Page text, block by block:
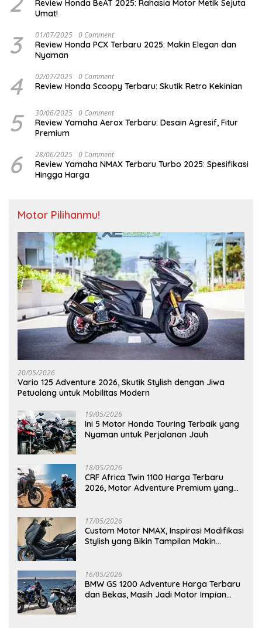
Review Honda BeAT 2025: Rahasia Motor Metik Sejuta
Umat!
3 01/07/2025 0 Comment
Review Honda PCX Terbaru 2025: Makin Elegan dan
Nyaman
4 02/07/2025 0 Comment
Review Honda Scoopy Terbaru: Skutik Retro Kekinian
5 30/06/2025 0 Comment
Review Yamaha Aerox Terbaru: Desain Agresif, Fitur
Premium
6 28/06/2025 0 Comment
Review Yamaha NMAX Terbaru Turbo 2025: Spesifikasi
Hingga Harga
Motor Pilihanmu!
20/05/2026
Vario 125 Adventure 2026, Skutik Stylish dengan Jiwa
Petualang untuk Mobilitas Modern
19/05/2026
Ini 5 Motor Honda Touring Terbaik yang
Nyaman untuk Perjalanan Jauh
18/05/2026
CRF Africa Twin 1100 Harga Terbaru
2026, Motor Adventure Premium yang
17/05/2026
Custom Motor NMAX, Inspirasi Modifikasi
Stylish yang Bikin Tampilan Makin
16/05/2026
BMW GS 1200 Adventure Harga Terbaru
dan Bekas, Masih Jadi Motor Impian